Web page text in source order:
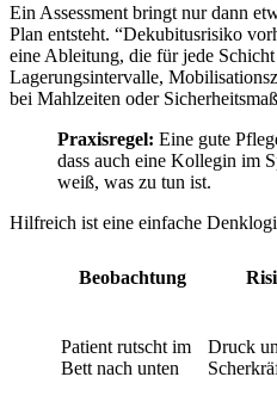
Ein Assessment bringt nur dann
Plan entsteht. “Dekubitusrisiko
eine Ableitung, die für jede
Lagerungsintervalle,
bei Mahlzeiten oder
Praxisregel: Eine gute
dass auch eine Kollegin im
weiß, was zu tun ist.
Hilfreich ist eine einfache
Beobachtung
Patient rutscht im
Bett nach unten
Druck